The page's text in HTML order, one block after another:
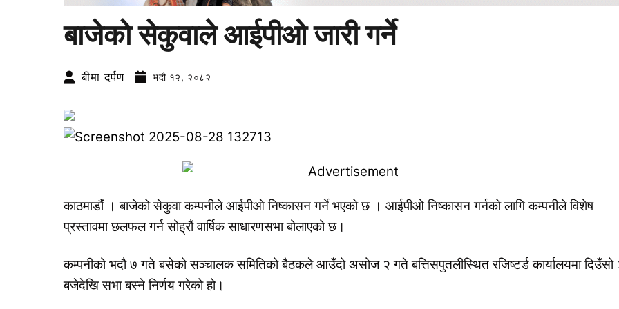
बाजेको सेकुवाले आईपीओ जारी गर्ने
बीमा दर्पण भदौ १२, २०८२
काठमाडौं । बाजेको सेकुवा कम्पनीले आईपीओ निष्कासन गर्ने भएको छ । आईपीओ निष्कासन गर्नको लागि कम्पनीले विशेष
प्रस्तावमा छलफल गर्न सोह्रौं वार्षिक साधारणसभा बोलाएको छ।
कम्पनीको भदौ ७ गते बसेको सञ्चालक समितिको बैठकले आउँदो असोज २ गते बत्तिसपुतलीस्थित रजिष्टर्ड कार्यालयमा दिउँसो
बजेदेखि सभा बस्ने निर्णय गरेको हो।